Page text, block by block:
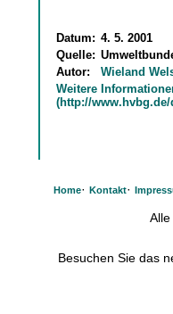
Datum: 4. 5. 2001
Quelle:
Autor:
Wieland
Weitere
(http://
Home· Kontakt·
Besuchen Sie das